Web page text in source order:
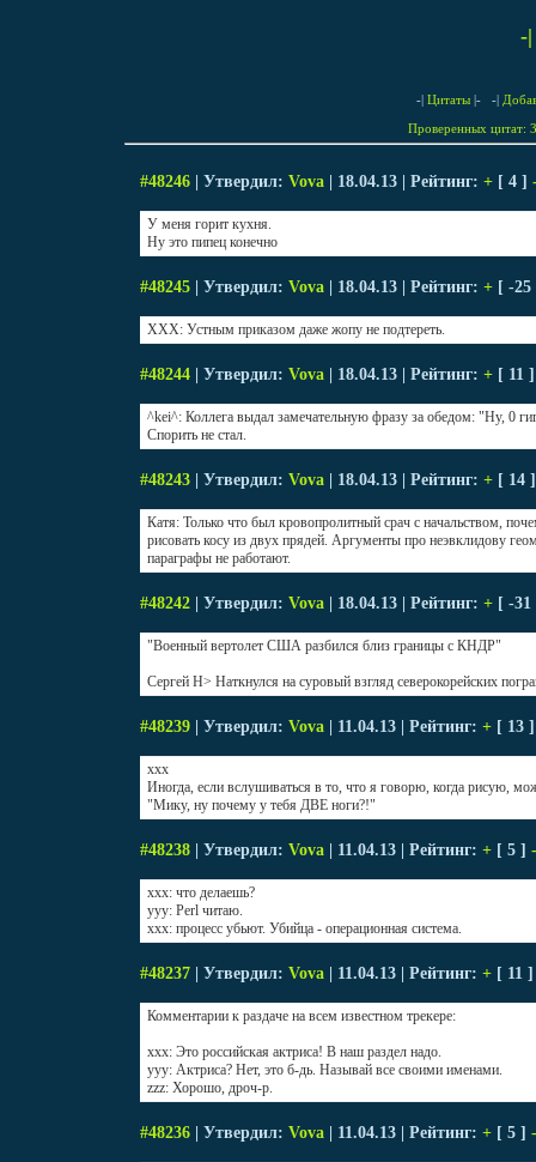
-
-| Цитаты|- -|
Проверенных цитат:
#48246 | Утвердил: Vova | 18.04.13 | Рейтинг: + [ 4 ]
У меня горит кухня.
Ну это пипец конечно
#48245 | Утвердил: Vova | 18.04.13 | Рейтинг: + [ -
XXX: Устным приказом даже жопу не подтереть.
#48244 | Утвердил: Vova | 18.04.13 | Рейтинг: + [ 11
^kei^: Коллега выдал замечательную фразу за обедом: "Ну, 0
Спорить не стал.
#48243 | Утвердил: Vova | 18.04.13 | Рейтинг: + [ 14
Катя: Только что был кровопролитный срач с начальством,
рисовать косу из двух прядей. Аргументы про неэвклидову
параграфы не работают.
#48242 | Утвердил: Vova | 18.04.13 | Рейтинг: + [ -
"Военный вертолет США разбился близ границы с КНДР"
Сергей Н> Наткнулся на суровый взгляд северокорейских
#48239 | Утвердил: Vova | 11.04.13 | Рейтинг: + [ 13
xxx
Иногда, если вслушиваться в то, что я говорю, когда рисую,
"Мику, ну почему у тебя ДВЕ ноги?!"
#48238 | Утвердил: Vova | 11.04.13 | Рейтинг: + [ 5 ] -
xxx: что делаешь?
yyy: Perl читаю.
xxx: процесс убьют. Убийца - операционная система.
#48237 | Утвердил: Vova | 11.04.13 | Рейтинг: + [ 11
Комментарии к раздаче на всем известном трекере:
xxx: Это российская актриса! В наш раздел надо.
yyy: Актриса? Нет, это б-дь. Называй все своими именами.
zzz: Хорошо, дроч-р.
#48236 | Утвердил: Vova | 11.04.13 | Рейтинг: + [ 5 ] -